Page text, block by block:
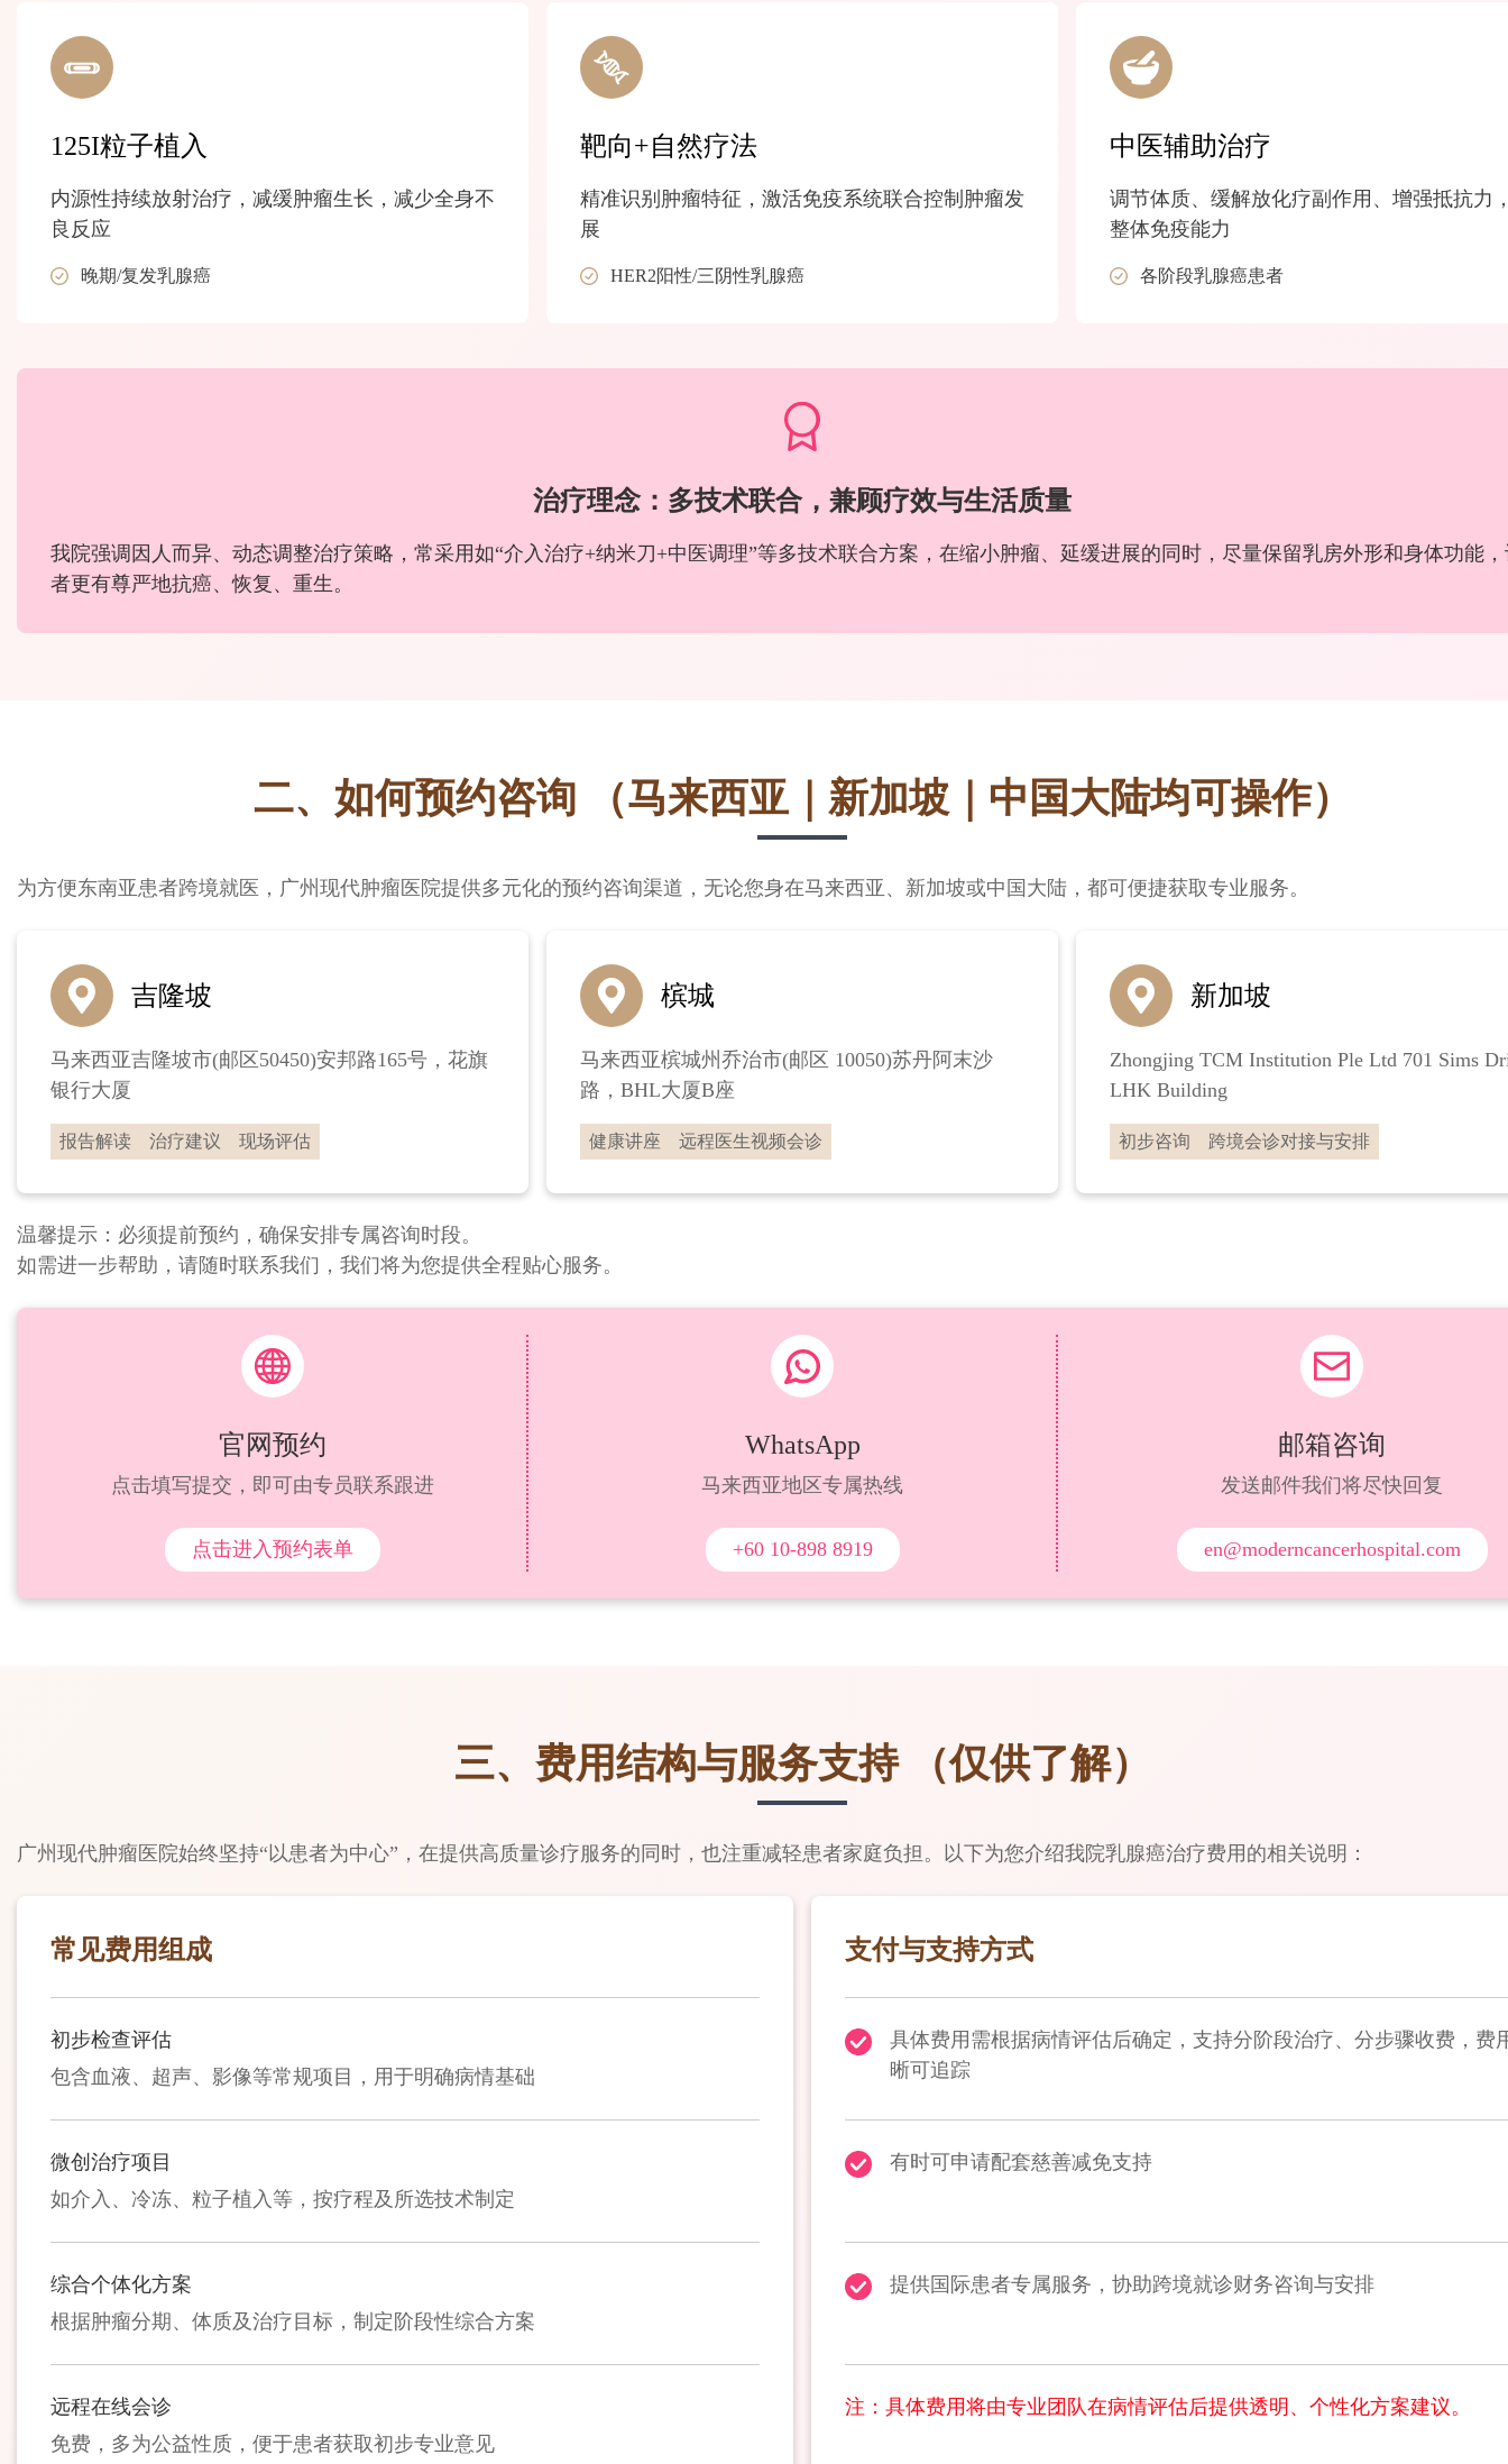
125I粒子植入
内源性持续放射治疗，减缓肿瘤生长，减少全身不
良反应
晚期/复发乳腺癌
靶向+自然疗法
精准识别肿瘤特征，激活免疫系统联合控制肿瘤发
展
HER2阳性/三阴性乳腺癌
中医辅助治疗
调节体质、缓解放化疗副作用、增强抵抗力
整体免疫能力
各阶段乳腺癌患者
治疗理念：多技术联合，兼顾疗效与生活质量
我院强调因人而异、动态调整治疗策略，常采用如“介入治疗+纳米刀+中医调理”等多技术联合方案，在缩小肿瘤、延缓进展的同时，尽量保留乳房外形和身体功能
者更有尊严地抗癌、恢复、重生。
二、如何预约咨询 （马来西亚｜新加坡｜中国大陆均可操作）
为方便东南亚患者跨境就医，广州现代肿瘤医院提供多元化的预约咨询渠道，无论您身在马来西亚、新加坡或中国大陆，都可便捷获取专业服务。
吉隆坡
马来西亚吉隆坡市(邮区50450)安邦路165号，花旗
银行大厦
报告解读 治疗建议 现场评估
槟城
马来西亚槟城州乔治市(邮区 10050)苏丹阿末沙
路，BHL大厦B座
健康讲座 远程医生视频会诊
新加坡
Zhongjing TCM Institution Ple Ltd 701 Sims
LHK Building
初步咨询 跨境会诊对接与安排
温馨提示：必须提前预约，确保安排专属咨询时段。
如需进一步帮助，请随时联系我们，我们将为您提供全程贴心服务。
官网预约
点击填写提交，即可由专员联系跟进
点击进入预约表单
WhatsApp
马来西亚地区专属热线
+60 10-898 8919
邮箱咨询
发送邮件我们将尽快回复
en@moderncancerhospital.com
三、费用结构与服务支持 （仅供了解）
广州现代肿瘤医院始终坚持“以患者为中心”，在提供高质量诊疗服务的同时，也注重减轻患者家庭负担。以下为您介绍我院乳腺癌治疗费用的相关说明：
常见费用组成
初步检查评估
包含血液、超声、影像等常规项目，用于明确病情基础
微创治疗项目
如介入、冷冻、粒子植入等，按疗程及所选技术制定
综合个体化方案
根据肿瘤分期、体质及治疗目标，制定阶段性综合方案
远程在线会诊
免费，多为公益性质，便于患者获取初步专业意见
支付与支持方式
具体费用需根据病情评估后确定，支持分阶段治疗、分步骤收费，费
晰可追踪
有时可申请配套慈善减免支持
提供国际患者专属服务，协助跨境就诊财务咨询与安排
注：具体费用将由专业团队在病情评估后提供透明、个性化方案建议。